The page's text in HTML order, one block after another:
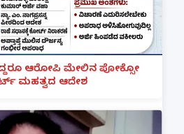
ಆರೋಪಿ ಮೇಲಿನ ಪೋಕ್ಸೋ
ಮಹತ್ವದ ಆದೇಶ